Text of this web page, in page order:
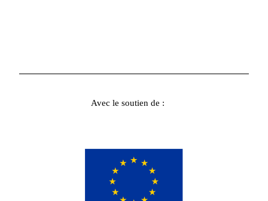
Avec le soutien de :